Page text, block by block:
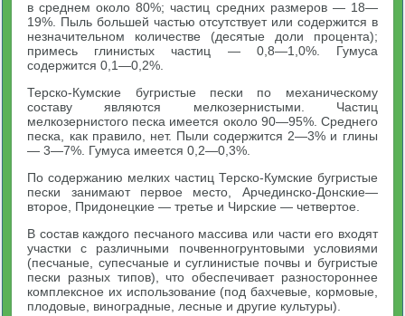
в среднем около 80%; частиц средних размеров — 18—
19%. Пыль большей частью отсутствует или содержится в
незначительном количестве (десятые доли процента);
примесь глинистых частиц — 0,8—1,0%. Гумуса
содержится 0,1—0,2%.
Терско-Кумские бугристые пески по механическому
составу являются мелкозернистыми. Частиц
мелкозернистого песка имеется около 90—95%. Среднего
песка, как правило, нет. Пыли содержится 2—3% и глины
— 3—7%. Гумуса имеется 0,2—0,3%.
По содержанию мелких частиц Терско-Кумские бугристые
пески занимают первое место, Арчединско-Донские—
второе, Придонецкие — третье и Чирские — четвертое.
В состав каждого песчаного массива или части его входят
участки с различными почвенногрунтовыми условиями
(песчаные, супесчаные и суглинистые почвы и бугристые
пески разных типов), что обеспечивает разностороннее
комплексное их использование (под бахчевые, кормовые,
плодовые, виноградные, лесные и другие культуры).